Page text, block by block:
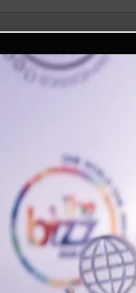
Estado/Provincia
Código postal(Zip/Postal)